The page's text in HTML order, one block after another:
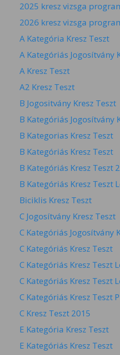
2025 kresz vizsga
2026 kresz vizsga
A Kategória Kresz Teszt
A Kategóriás Jogosítvány
A Kresz Teszt
A2 Kresz Teszt
B Jogositvány Kresz Teszt
B Kategóriás Jogosítvány
B Kategorias Kresz Teszt
B Kategóriás Kresz Teszt
B Kategóriás Kresz Teszt
B Kategóriás Kresz Teszt
Biciklis Kresz Teszt
C Jogosítvány Kresz Teszt
C Kategóriás Jogosítvány
C Kategóriás Kresz Teszt
C Kategóriás Kresz Teszt
C Kategóriás Kresz Teszt
C Kategóriás Kresz Teszt
C Kresz Teszt 2015
E Kategória Kresz Teszt
E Kategóriás Kresz Teszt